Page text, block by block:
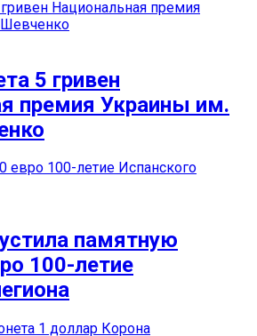
5 гривен
премия Украины им.
памятную
100-летие